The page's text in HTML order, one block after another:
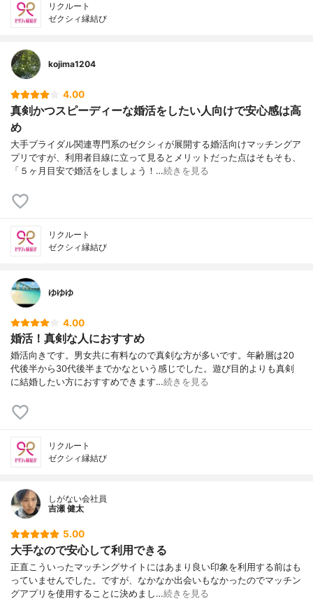
リクルート
ゼクシィ縁結び
kojima1204
4.00
真剣かつスピーディーな婚活をしたい人向けで安心感は高
め
大手ブライダル関連専門系のゼクシィが展開する婚活向けマッチングア
プリですが、利用者目線に立って見るとメリットだった点はそもそも、
「５ヶ月目安で婚活をしましょう！…続きを見る
リクルート
ゼクシィ縁結び
ゆゆゆ
4.00
婚活！真剣な人におすすめ
婚活向きです。男女共に有料なので真剣な方が多いです。年齢層は20
代後半から30代後半までかなという感じでした。遊び目的よりも真剣
に結婚したい方におすすめできます…続きを見る
リクルート
ゼクシィ縁結び
しがない会社員
吉瀬 健太
5.00
大手なので安心して利用できる
正直こういったマッチングサイトにはあまり良い印象を利用する前はも
っていませんでした。ですが、なかなか出会いもなかったのでマッチン
グアプリを使用することに決めまし…続きを見る